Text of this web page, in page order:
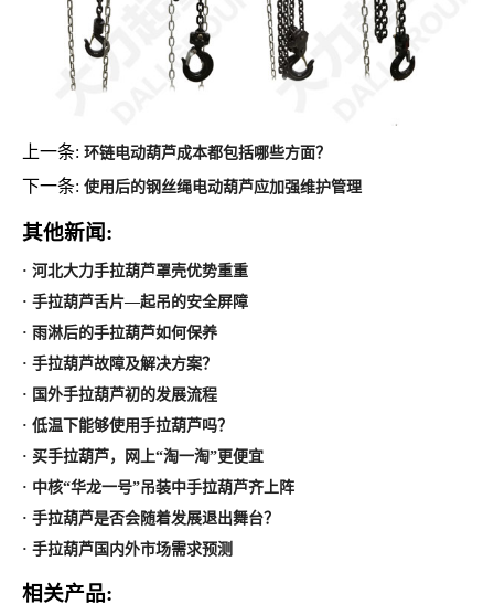
上一条: 环链电动葫芦成本都包括哪些方面？
下一条: 使用后的钢丝绳电动葫芦应加强维护管理
其他新闻:
· 河北大力手拉葫芦罩壳优势重重
· 手拉葫芦舌片—起吊的安全屏障
· 雨淋后的手拉葫芦如何保养
· 手拉葫芦故障及解决方案？
· 国外手拉葫芦初的发展流程
· 低温下能够使用手拉葫芦吗？
· 买手拉葫芦，网上“淘一淘”更便宜
· 中核“华龙一号”吊装中手拉葫芦齐上阵
· 手拉葫芦是否会随着发展退出舞台？
· 手拉葫芦国内外市场需求预测
相关产品: